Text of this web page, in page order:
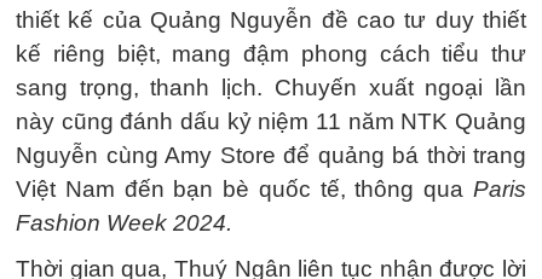
thiết kế của Quảng Nguyễn đề cao tư duy thiết
kế riêng biệt, mang đậm phong cách tiểu thư
sang trọng, thanh lịch. Chuyến xuất ngoại lần
này cũng đánh dấu kỷ niệm 11 năm NTK Quảng
Nguyễn cùng Amy Store để quảng bá thời trang
Việt Nam đến bạn bè quốc tế, thông qua Paris
Fashion Week 2024.
Thời gian qua, Thuý Ngân liên tục nhận được lời